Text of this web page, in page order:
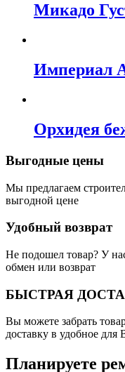
Микадо
Империал
Орхидея
Выгодные цены
Мы предлагаем
выгодной цене
Удобный возврат
Не подошел товар? У
обмен или возврат
БЫСТРАЯ
Вы можете забрать
доставку в удобное для
Планируете